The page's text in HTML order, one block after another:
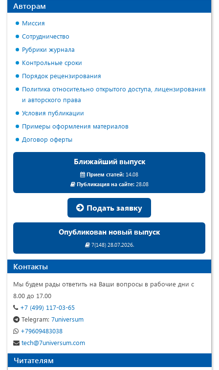
Авторам
Миссия
Сотрудничество
Рубрики журнала
Контрольные сроки
Порядок рецензирования
Политика относительно открытого доступа, лицензирования
и авторского права
Условия публикации
Примеры оформления материалов
Договор оферты
Ближайший выпуск
Прием статей: 14.08
Публикация на сайте:28.08
Подать заявку
Опубликован новый выпуск
7(148) 28.07.2026.
Контакты
Мы будем рады ответить на Ваши вопросы в рабочие дни с
8.00 до 17.00
+7 (499) 117-03-65
Telegram: 7universum
+79609483038
tech@7universum.com
Читателям